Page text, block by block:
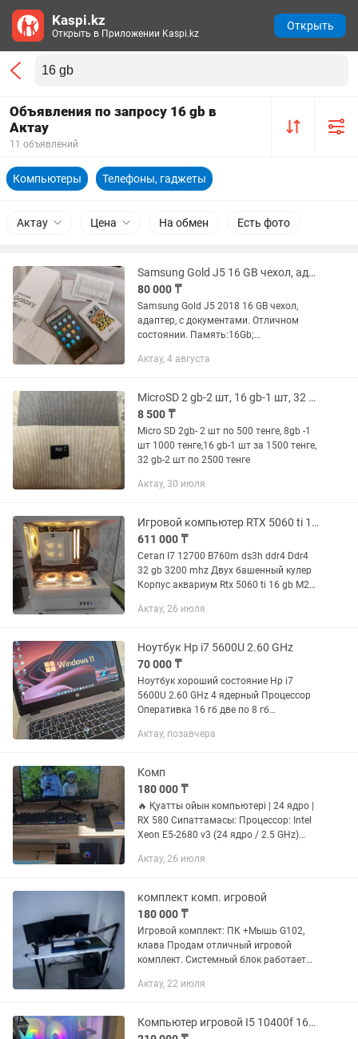
Объявления по запросу 16 gb в
Актау
11 объявлений
Компьютеры Телефоны, гаджеты
Актау Цена На обмен Есть фото
Samsung Gold J5 16 GB чехол, адаптер
80 000 ₸
Samsung Gold J5 2018 16 GB чехол,
адаптер, с документами. Отличном
состоянии. Память:16Gb;
Есть:адаптер, чехол (с коробками, с
Актау, 4 августа
MicroSD 2 gb-2 шт, 16 gb-1 шт, 32 gb-2шт
8 500 ₸
Micro SD 2gb- 2 шт по 500 тенге, 8gb -1
шт 1000 тенге,16 gb-1 шт за 1500 тенге,
32 gb-2 шт по 2500 тенге
Актау, 30 июля
Игровой компьютер RTX 5060 ti 16 gb
611 000 ₸
Сетап I7 12700 B760m ds3h ddr4 Ddr4
32 gb 3200 mhz Двух башенный кулер
Корпус аквариум Rtx 5060 ti 16 gb M2
здоровье 100% 650w bronze Wi-fi
Актау, 26 июля
Ноутбук Hp i7 5600U 2.60 GHz
70 000 ₸
Ноутбук хороший состояние Hp i7
5600U 2.60 GHz 4 ядерный Процессор
Оперативка 16 гб две по 8 гб
240 гб от Kingston Все чисто работает
Актау, позавчера
Комп
180 000 ₸
🔥 Қуатты ойын компьютері | 24 ядро |
RX 580 Сипаттамасы: Процессор: Intel
Xeon E5-2680 v3 (24 ядро / 2.5 GHz)
2048SP (4/8 GB) Жедел жад (RAM): 16
Актау, 26 июля
комплект комп. игровой
180 000 ₸
Игровой комплект: ПК +Мышь G102,
клава Продам отличный игровой
комплект. Системный блок работает
Коврик в подарок. Характеристики ПК:
Актау, 22 июля
Компьютер игровой I5 10400f 1660 super ssd 500 16 озу
Kaspi.kz
Открыть в Приложении Kaspi.kz
Открыть